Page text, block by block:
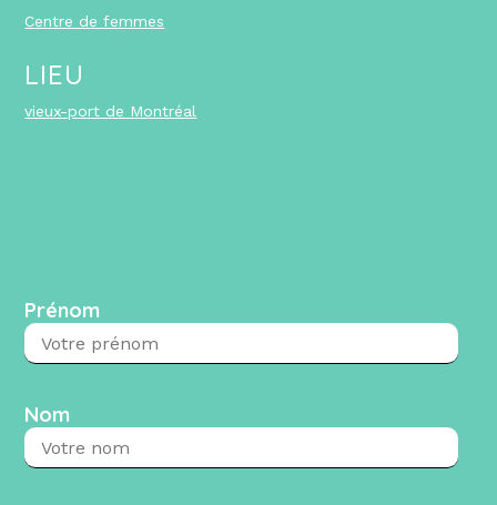
Centre de femmes
LIEU
vieux-port de Montréal
Prénom
Nom